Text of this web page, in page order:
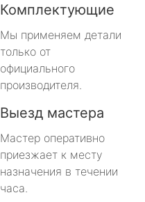
Комплектующие
Мы применяем детали
только от
официального
производителя.
Выезд мастера
Мастер оперативно
приезжает к месту
назначения в течении
часа.